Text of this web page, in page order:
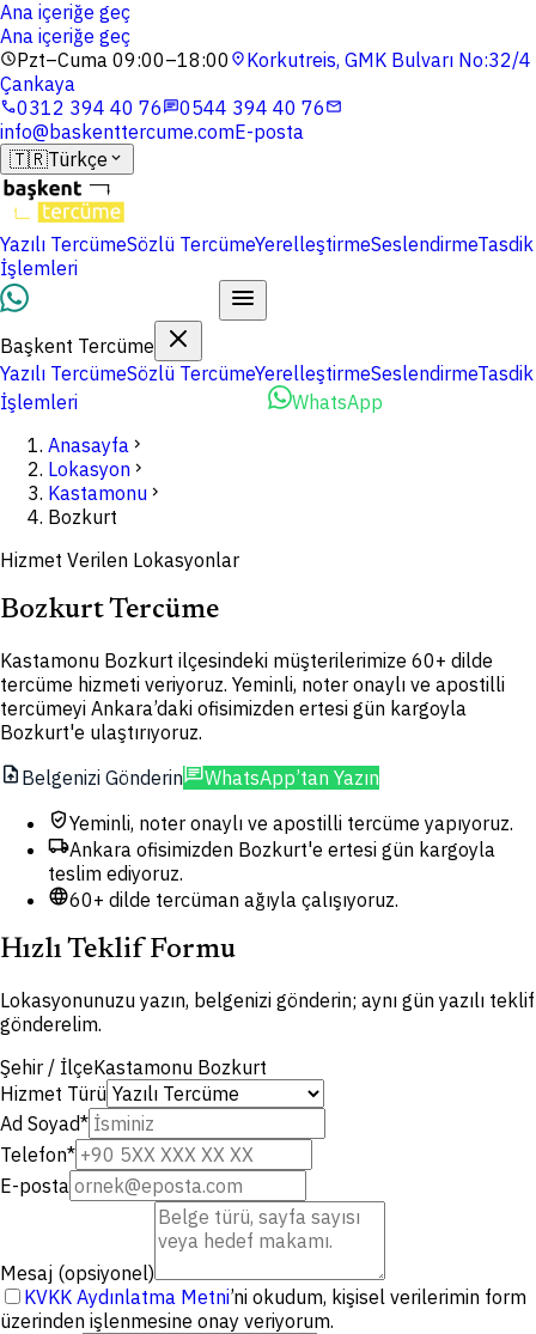
Ana içeriğe geç
Ana içeriğe geç
schedulePzt–Cuma 09:00–18:00 location_onKorkutreis, GMK Bulvarı No:32/4
Çankaya
phone0312 394 40 76chat0544 394 40 76mail
info@baskenttercume.comE-posta
🇹🇷Türkçe expand_more
Yazılı TercümeSözlü TercümeYerelleştirmeSeslendirmeTasdik
İşlemleri
Başkent Tercüme
Yazılı TercümeSözlü TercümeYerelleştirmeSeslendirmeTasdik
İşlemleri
WhatsApp
Anasayfa chevron_right
Lokasyon chevron_right
Kastamonu chevron_right
Bozkurt
Hizmet Verilen Lokasyonlar
Bozkurt Tercüme
Kastamonu Bozkurt ilçesindeki müşterilerimize 60+ dilde
tercüme hizmeti veriyoruz. Yeminli, noter onaylı ve apostilli
tercümeyi Ankara’daki ofisimizden ertesi gün kargoyla
Bozkurt'e ulaştırıyoruz.
upload_file Belgenizi GönderinchatWhatsApp’tan Yazın
verified_userYeminli, noter onaylı ve apostilli tercüme yapıyoruz.
local_shippingAnkara ofisimizden Bozkurt'e ertesi gün kargoyla
teslim ediyoruz.
language60+ dilde tercüman ağıyla çalışıyoruz.
Hızlı Teklif Formu
Lokasyonunuzu yazın, belgenizi gönderin; aynı gün yazılı teklif
gönderelim.
Şehir / İlçeKastamonu Bozkurt
Hizmet Türü
Ad Soyad*
Telefon*
E-posta
Mesaj (opsiyonel)
KVKK Aydınlatma Metni’ni okudum, kişisel verilerimin form
üzerinden işlenmesine onay veriyorum.